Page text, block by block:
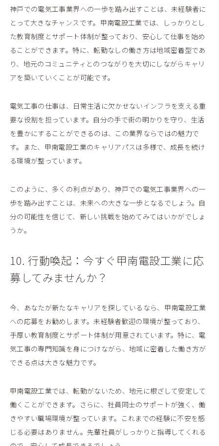
神戸での電気工事業界への一歩を踏み出すことは、未経験者に
とって大きなチャンスです。甲南電設工業では、しっかりとし
た教育制度とサポート体制が整っており、安心して仕事を始め
ることができます。特に、転勤なしの働き方は地域密着型であ
り、地元のコミュニティとのつながりを大切にしながらキャリ
アを築いていくことが可能です。
電気工事の仕事は、日常生活に欠かせないインフラを支える重
要な役割を担っています。自分の手で街の明かりを守り、生活
を豊かにすることができるのは、この業界ならではの魅力で
す。また、甲南電設工業のキャリアパスは多様で、成長を続け
る環境が整っています。
このように、多くの利点があり、神戸での電気工事業界への一
歩を踏み出すことは、未来への大きな一歩となるでしょう。自
分の可能性を信じて、新しい挑戦を始めてみてはいかがでしょ
うか。
10. 行動喚起：今すぐ甲南電設工業に応
募してみませんか？
今、あなたが新たなキャリアを探しているなら、甲南電設工業
への応募をお勧めします。未経験者歓迎の環境が整っており、
手厚い教育制度とサポート体制が用意されています。特に、電
気工事の専門知識を身につけながら、地域に密着した働き方が
できる点は大きな魅力です。
甲南電設工業では、転勤がないため、地元に根ざして安定して
働くことができます。さらに、社員同士のサポートが強く、働
きやすい職場環境が整っています。これまでの経験に不安を感
じる必要はありません。先輩社員がしっかりと指導してくれる